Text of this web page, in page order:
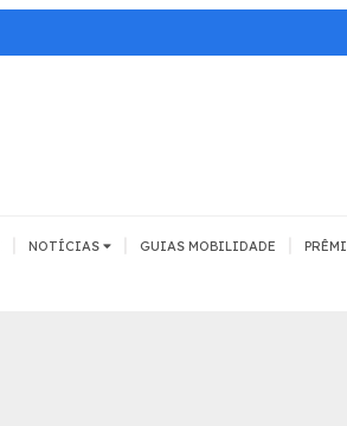
NOTÍCIAS GUIAS MOBILIDADE